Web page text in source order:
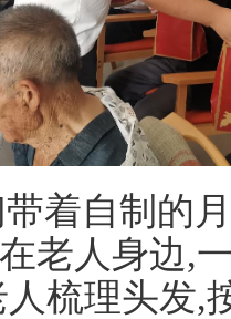
着自制的
老人身边,
梳理头发,